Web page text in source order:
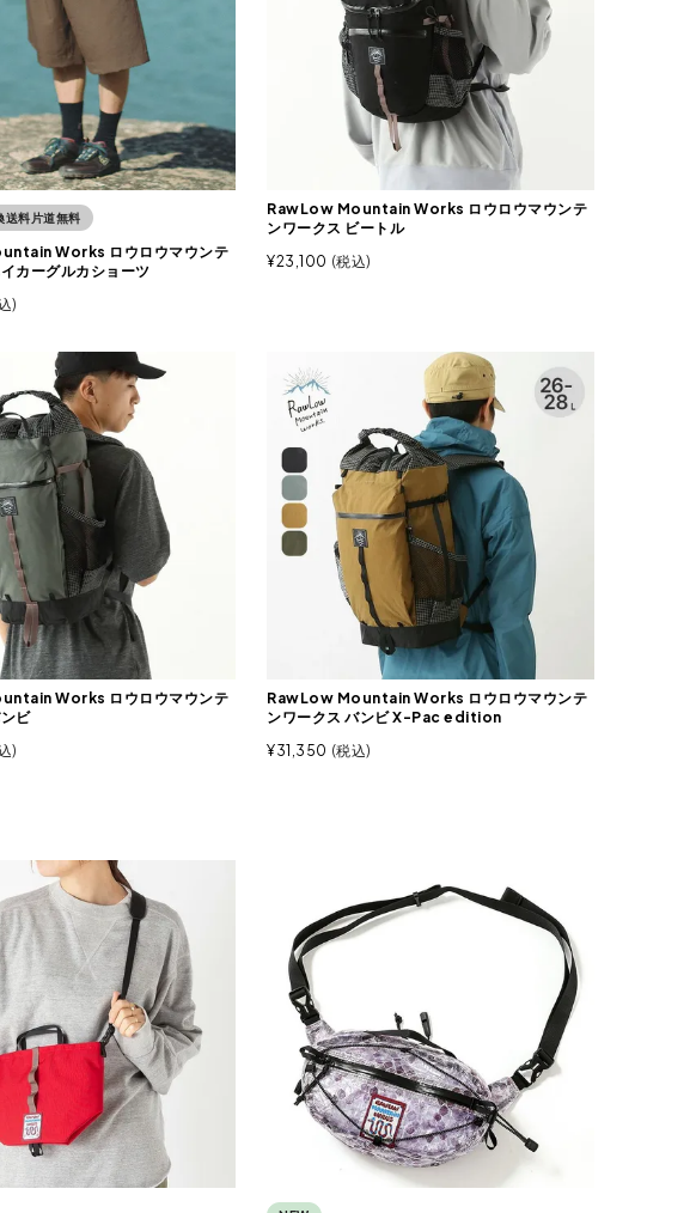
送料片道無料
Works ロウロウマウンテ
カーグルカショーツ
RawLow Mountain Works ロウロウマウンテ
ンワークス ビートル
¥23,100 税込
Works ロウロウマウンテ
ビ
RawLow Mountain Works ロウロウマウンテ
ンワークス バンビ X-Pac edition
¥31,350 税込